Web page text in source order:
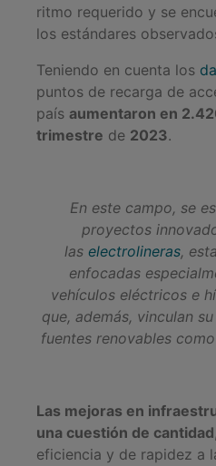
ritmo requerido y se
los estándares
Teniendo en cuenta los
puntos de recarga de
país aumentaron en
trimestre de 2023.
En este campo, se
proyectos
las electrolineras,
enfocadas
vehículos eléctricos e
que, además, vinculan
fuentes renovables
Las mejoras en
una cuestión de cantidad
eficiencia y de rapidez a